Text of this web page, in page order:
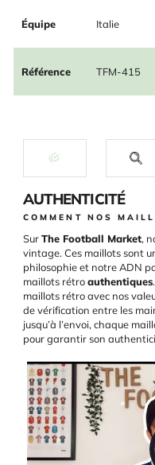
Équipe Italie
Référence TFM-415
AUTHENTICITÉ
COMMENT NOS
SurThe Football Market,
vintage. Ces maillots sont
philosophie et notre ADN
maillots rétroauthentiques
maillots rétro avec nos
de vérification entre les
jusqu’à l’envoi, chaque
pour garantir son